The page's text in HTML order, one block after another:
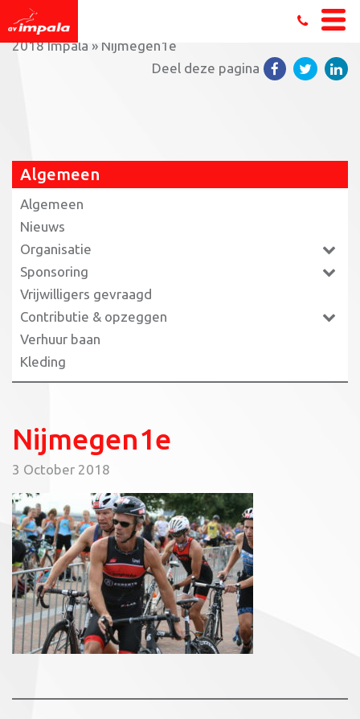
Home»Terugblik: Teamcompetities Triathlon seizoen
2018 Impala » Nijmegen1e
Deel deze pagina
Algemeen
Algemeen
Nieuws
Organisatie
Sponsoring
Vrijwilligers gevraagd
Contributie & opzeggen
Verhuur baan
Kleding
Nijmegen1e
3 October 2018